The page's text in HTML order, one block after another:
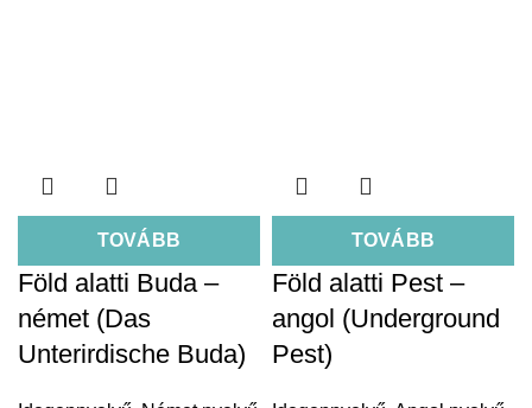
TOVÁBB
Föld alatti Buda –
német (Das
Unterirdische Buda)
TOVÁBB
Föld alatti Pest –
angol (Underground
Pest)